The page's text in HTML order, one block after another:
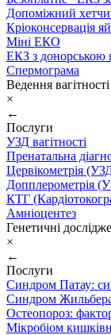
Допоміжний
Кріоконсервація
Міні ЕКО
ЕКЗ з донорською
Спермограма
Ведення вагітності
×
←
Послуги
УЗД вагітності
Пренатальна
Цервікометрія
Допплерометрія
КТГ
Амніоцентез
Генетичні
×
←
Послуги
Синдром Патау:
Синдром
Остеопороз:
Мікробіом